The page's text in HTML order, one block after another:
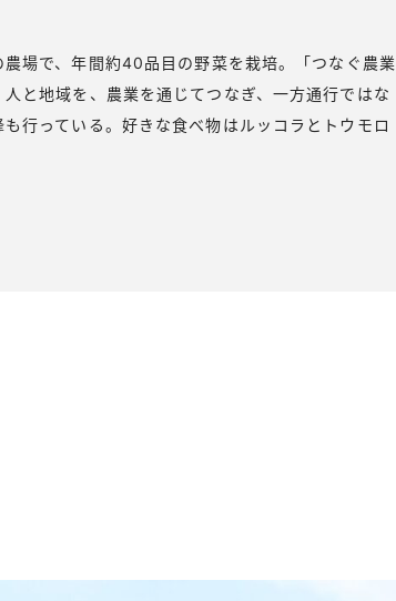
場で、年間約40品目の野菜を栽培。「つなぐ農業
と地域を、農業を通じてつなぎ、一方通行ではな
行っている。好きな食べ物はルッコラとトウモロ